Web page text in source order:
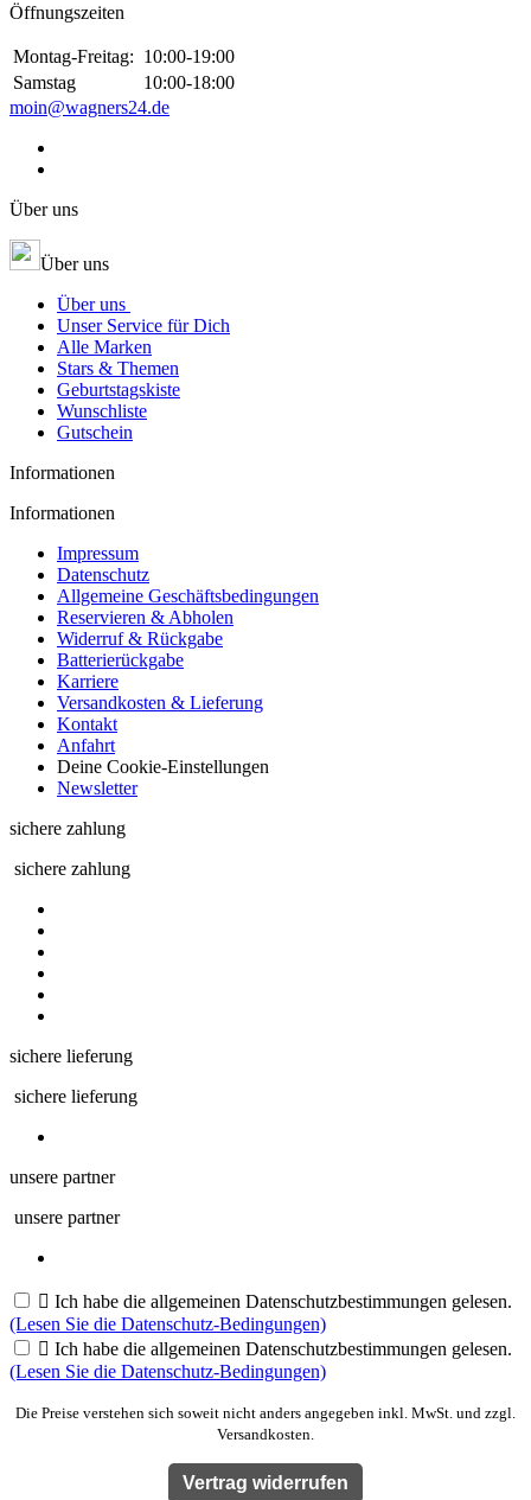
Öffnungszeiten
Montag-Freitag: 10:00-19:00
Samstag
10:00-18:00
moin@wagners24.de
Über uns
Über uns
Über uns
Unser Service für Dich
Alle Marken
Stars & Themen
Geburtstagskiste
Wunschliste
Gutschein
Informationen
Informationen
Impressum
Datenschutz
Allgemeine Geschäftsbedingungen
Reservieren & Abholen
Widerruf & Rückgabe
Batterierückgabe
Karriere
Versandkosten & Lieferung
Kontakt
Anfahrt
Deine Cookie-Einstellungen
Newsletter
sichere zahlung
sichere zahlung
sichere lieferung
sichere lieferung
unsere partner
unsere partner
 Ich habe die allgemeinen Datenschutzbestimmungen gelesen.
(Lesen Sie die Datenschutz-Bedingungen)
 Ich habe die allgemeinen Datenschutzbestimmungen gelesen.
(Lesen Sie die Datenschutz-Bedingungen)
Die Preise verstehen sich soweit nicht anders angegeben inkl. MwSt. und zzgl.
Versandkosten.
Vertrag widerrufen